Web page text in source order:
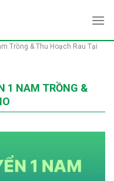
Trồng & Thu Hoạch Rau Tại
1 NAM TRỒNG &